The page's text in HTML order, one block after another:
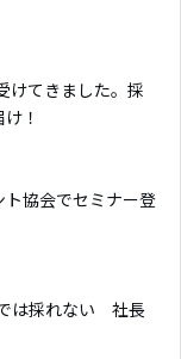
てきました。採
！
協会でセミナー登
は採れない 社長